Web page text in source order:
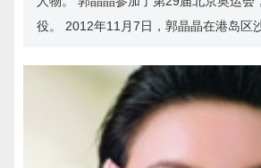
役。 2012年11月7日，郭晶晶在港岛区